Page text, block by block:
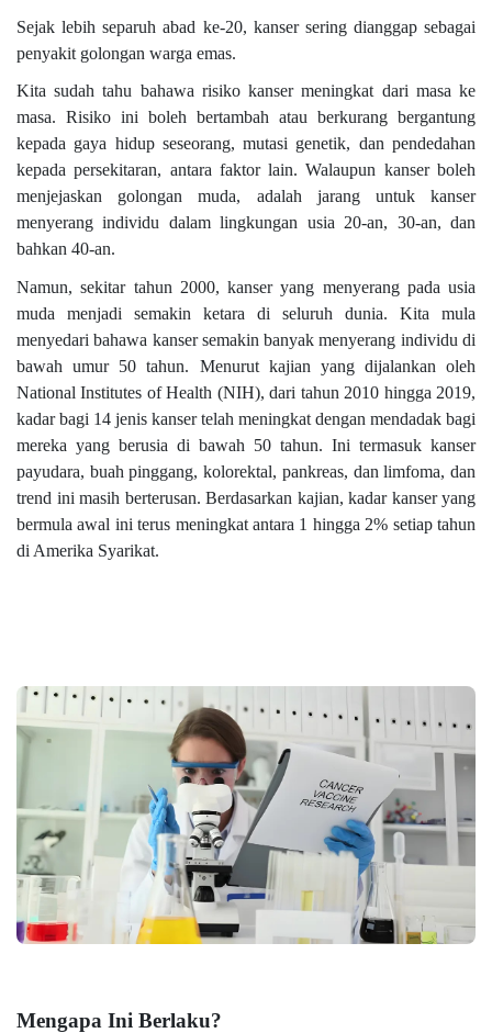
Sejak lebih separuh abad ke-20, kanser sering dianggap sebagai
penyakit golongan warga emas.
Kita sudah tahu bahawa risiko kanser meningkat dari masa ke
masa. Risiko ini boleh bertambah atau berkurang bergantung
kepada gaya hidup seseorang, mutasi genetik, dan pendedahan
kepada persekitaran, antara faktor lain. Walaupun kanser boleh
menjejaskan golongan muda, adalah jarang untuk kanser
menyerang individu dalam lingkungan usia 20-an, 30-an, dan
bahkan 40-an.
Namun, sekitar tahun 2000, kanser yang menyerang pada usia
muda menjadi semakin ketara di seluruh dunia. Kita mula
menyedari bahawa kanser semakin banyak menyerang individu di
bawah umur 50 tahun. Menurut kajian yang dijalankan oleh
National Institutes of Health (NIH), dari tahun 2010 hingga 2019,
kadar bagi 14 jenis kanser telah meningkat dengan mendadak bagi
mereka yang berusia di bawah 50 tahun. Ini termasuk kanser
payudara, buah pinggang, kolorektal, pankreas, dan limfoma, dan
trend ini masih berterusan. Berdasarkan kajian, kadar kanser yang
bermula awal ini terus meningkat antara 1 hingga 2% setiap tahun
di Amerika Syarikat.
Mengapa Ini Berlaku?